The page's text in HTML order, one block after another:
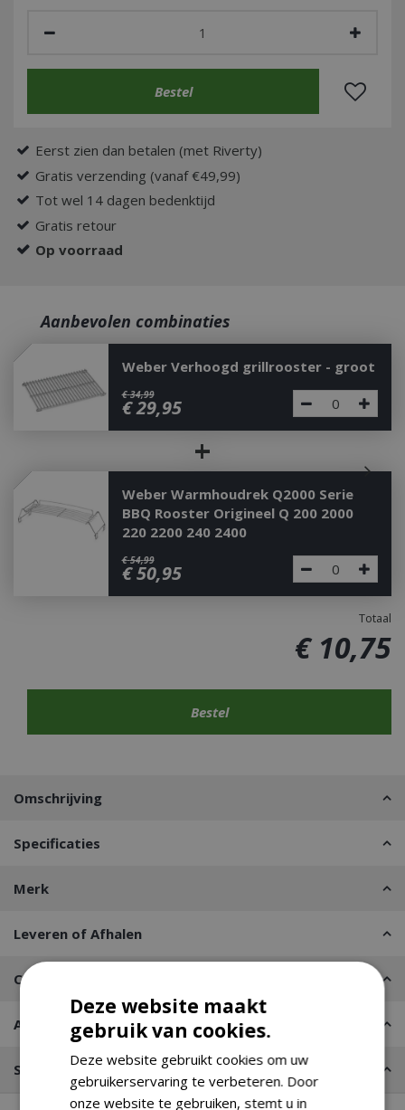
Eerst zien dan betalen (met Riverty)
Gratis verzending (vanaf €49,99)
Tot wel 14 dagen bedenktijd
Gratis retour
Op voorraad
Aanbevolen combinaties
Weber Verhoogd grillrooster - groot
€ 34,99
€29,95
+
Weber Warmhoudrek Q2000 Serie
BBQ Rooster Origineel Q 200 2000
220 2200 240 2400
€ 54,99
€ 50,95
Totaal
€ 10,75
Omschrijving
Specificaties
Merk
Leveren of Afhalen
Contact
Advies nodig?
Stel een vraag
Deze website maakt
gebruik van cookies.
Deze website gebruikt cookies om uw
gebruikerservaring te verbeteren. Door
onze website te gebruiken, stemt u in